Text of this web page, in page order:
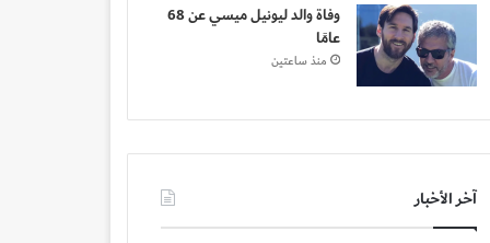
وفاة والد ليونيل ميسي عن 68
عامًا
منذ ساعتين
آخر الأخبار